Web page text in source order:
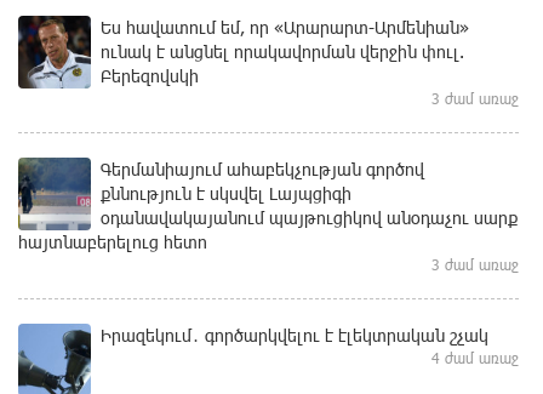
Ես հավատում եմ, որ «Արարարտ-Արմենիան»
ունակ է անցնել որակավորման վերջին փուլ.
Բերեզովսկի
3 ժամ առաջ
Գերմանիայում ահաբեկչության գործով
քննություն է սկսվել Լայպցիգի
օդանավակայանում պայթուցիկով անօդաչու սարք
հայտնաբերելուց հետո
3 ժամ առաջ
Իրազեկում․ գործարկվելու է էլեկտրական շչակ
4 ժամ առաջ